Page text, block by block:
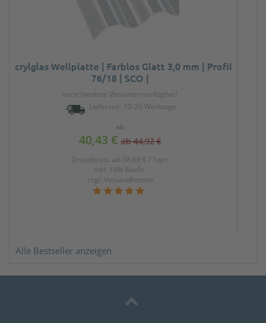
Profilfüller in Weiss
verschiedene Varianten verfügbar!
Lieferzeit: 10-20 Werktage
4,07 €
inkl. 19% MwSt.
zzgl.Versandkosten
Alle Bestseller anzeigen